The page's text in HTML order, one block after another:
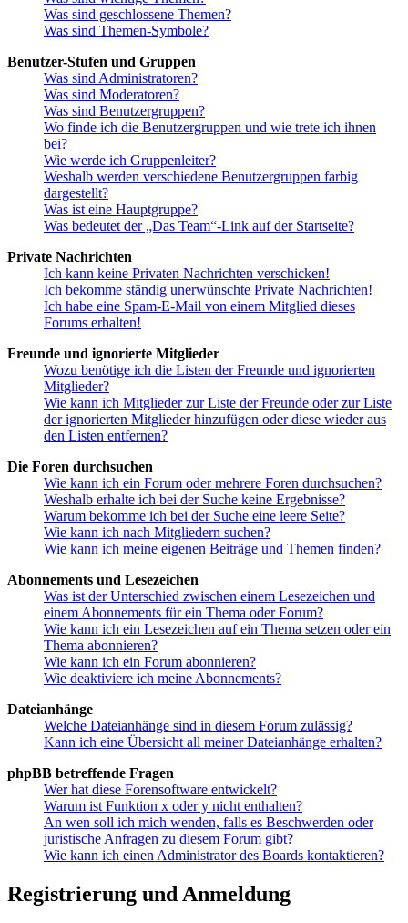
Was sind geschlossene Themen?
Was sind Themen-Symbole?
Benutzer-Stufen und Gruppen
Was sind Administratoren?
Was sind Moderatoren?
Was sind Benutzergruppen?
Wo finde ich die Benutzergruppen und wie trete ich ihnen
bei?
Wie werde ich Gruppenleiter?
Weshalb werden verschiedene Benutzergruppen farbig
dargestellt?
Was ist eine Hauptgruppe?
Was bedeutet der „Das Team“-Link auf der Startseite?
Private Nachrichten
Ich kann keine Privaten Nachrichten verschicken!
Ich bekomme ständig unerwünschte Private Nachrichten!
Ich habe eine Spam-E-Mail von einem Mitglied dieses
Forums erhalten!
Freunde und ignorierte Mitglieder
Wozu benötige ich die Listen der Freunde und ignorierten
Mitglieder?
Wie kann ich Mitglieder zur Liste der Freunde oder zur Liste
der ignorierten Mitglieder hinzufügen oder diese wieder aus
den Listen entfernen?
Die Foren durchsuchen
Wie kann ich ein Forum oder mehrere Foren durchsuchen?
Weshalb erhalte ich bei der Suche keine Ergebnisse?
Warum bekomme ich bei der Suche eine leere Seite?
Wie kann ich nach Mitgliedern suchen?
Wie kann ich meine eigenen Beiträge und Themen finden?
Abonnements und Lesezeichen
Was ist der Unterschied zwischen einem Lesezeichen und
einem Abonnements für ein Thema oder Forum?
Wie kann ich ein Lesezeichen auf ein Thema setzen oder ein
Thema abonnieren?
Wie kann ich ein Forum abonnieren?
Wie deaktiviere ich meine Abonnements?
Dateianhänge
Welche Dateianhänge sind in diesem Forum zulässig?
Kann ich eine Übersicht all meiner Dateianhänge erhalten?
phpBB betreffende Fragen
Wer hat diese Forensoftware entwickelt?
Warum ist Funktion x oder y nicht enthalten?
An wen soll ich mich wenden, falls es Beschwerden oder
juristische Anfragen zu diesem Forum gibt?
Wie kann ich einen Administrator des Boards kontaktieren?
Registrierung und Anmeldung